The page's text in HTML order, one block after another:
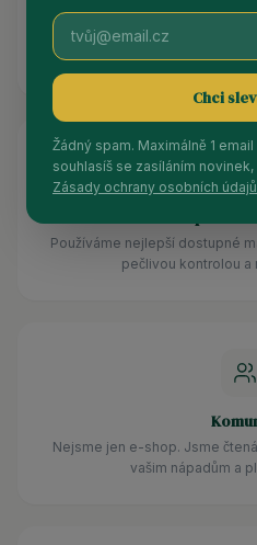
Unikátní
Návrhy si navrhujeme a
licencované kousky od
Používáme nejlepší dostupné
pečlivou kontrolou a
Nejsme jen e-shop. Jsme
vašim nápadům a
Chci
Žádný spam. Maximálně 1
souhlasíš se zasíláním
Zásady ochrany osobních údajů